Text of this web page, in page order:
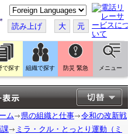
こ
の
ペ
ー
ジ
翻
訳
す
る
読み上げ 大 元
で探す 組織で探す 防災 緊急 メニュー
ム 県の組織と仕事
令和の改新戦
ミラ・クル・とっとり運動（ミ